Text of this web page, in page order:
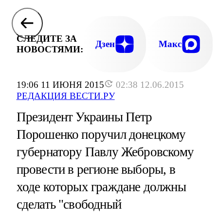
19:06 11 ИЮНЯ 2015
02:38 12.06.2015
РЕДАКЦИЯ ВЕСТИ.РУ
СЛЕДИТЕ ЗА
НОВОСТЯМИ:
Дзен Макс
Президент Украины Петр
Порошенко поручил донецкому
губернатору Павлу Жебровскому
провести в регионе выборы, в
ходе которых граждане должны
сделать "свободный